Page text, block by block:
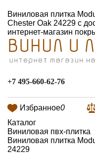
Виниловая плитка
Chester Oak 24229 с
интернет-магазин
+7 495-660-62-76
Избранное0
Каталог
Виниловая пвх-плитка
Виниловая плитка
24229